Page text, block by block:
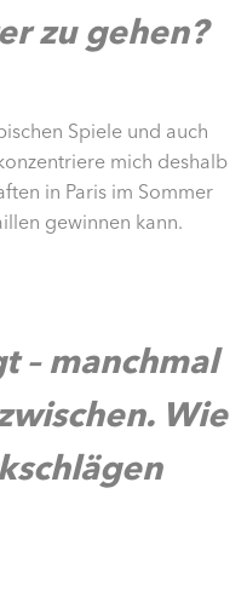
zu gehen?
Spiele und auch
mich deshalb
in Paris im Sommer
gewinnen kann.
– manchmal
Wie